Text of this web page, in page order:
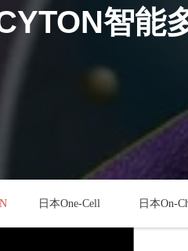
日本One-Cell 日本On-
智能